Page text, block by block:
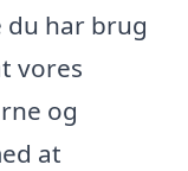
du har brug
vores
og
at